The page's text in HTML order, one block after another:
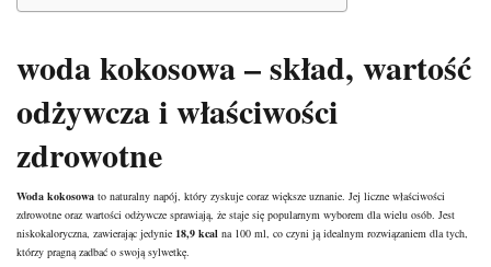
woda kokosowa – skład, wartość
odżywcza i właściwości
zdrowotne
Woda kokosowa to naturalny napój, który zyskuje coraz większe uznanie. Jej liczne właściwości
zdrowotne oraz wartości odżywcze sprawiają, że staje się popularnym wyborem dla wielu osób. Jest
niskokaloryczna, zawierając jedynie 18,9 kcal na 100 ml, co czyni ją idealnym rozwiązaniem dla tych,
którzy pragną zadbać o swoją sylwetkę.